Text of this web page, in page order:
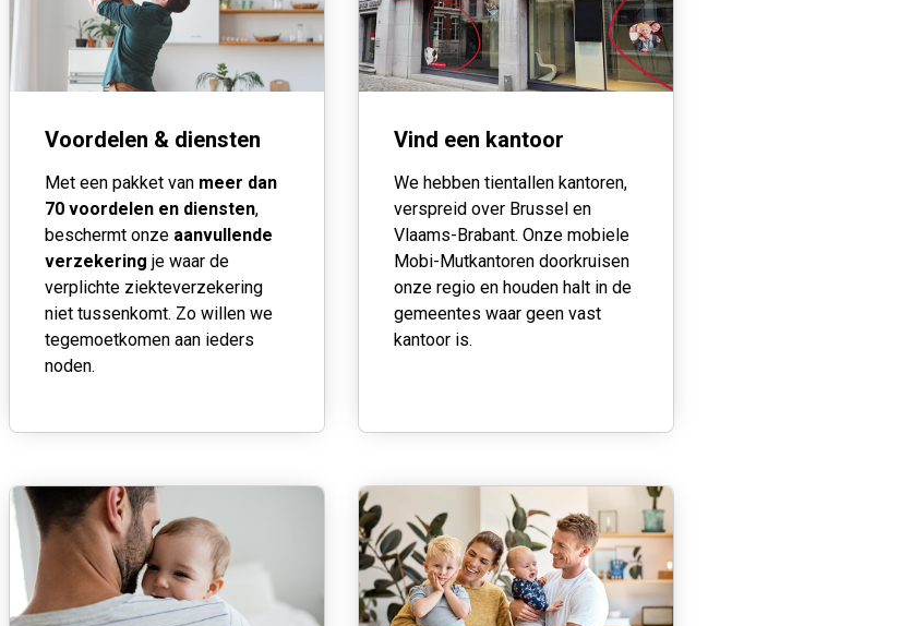
Voordelen & diensten
Met een pakket van meer dan
70 voordelen en diensten,
beschermt onze aanvullende
verzekering je waar de
verplichte ziekteverzekering
niet tussenkomt. Zo willen we
tegemoetkomen aan ieders
noden.
Vind een kantoor
We hebben tientallen kantoren,
verspreid over Brussel en
Vlaams-Brabant. Onze mobiele
Mobi-Mutkantoren doorkruisen
onze regio en houden halt in de
gemeentes waar geen vast
kantoor is.